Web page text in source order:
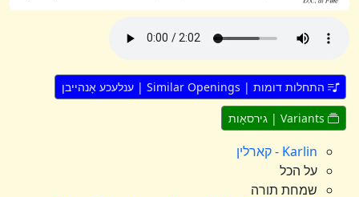
התחלות דומות | Similar Openings | ענלעכע אָנהייבן
Karlin - קארלין
על הכל
שמחת תורה